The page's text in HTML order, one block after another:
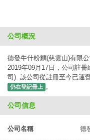
公司概況
德發牛什粉麵(慈雲山)有限
2019年09月17日，公司註
司). 該公司從註冊至今已運
仍在登記冊上 。
公司信息
公司名稱 德